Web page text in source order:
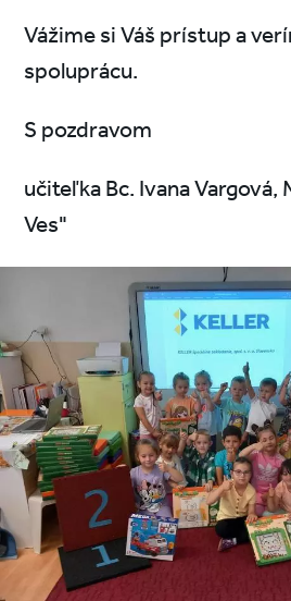
Vážime si Váš prístup a
spoluprácu.
S pozdravom
učiteľka Bc. Ivana Vargová,
Ves"